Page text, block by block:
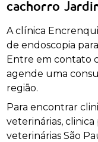
cachorro
A clínica
de endoscopia
Entre em contato
agende uma
região.
Para encontrar
veterinárias,
veterinárias São